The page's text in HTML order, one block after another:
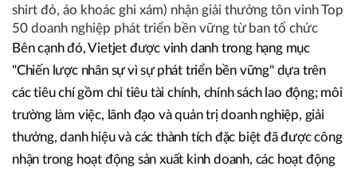
shirt đỏ, áo khoác ghi xám) nhận giải thưởng tôn vinh Top
50 doanh nghiệp phát triển bền vững từ ban tổ chức
Bên cạnh đó, Vietjet được vinh danh trong hạng mục
"Chiến lược nhân sự vì sự phát triển bền vững" dựa trên
các tiêu chí gồm chỉ tiêu tài chính, chính sách lao động; môi
trường làm việc, lãnh đạo và quản trị doanh nghiệp, giải
thưởng, danh hiệu và các thành tích đặc biệt đã được công
nhận trong hoạt động sản xuất kinh doanh, các hoạt động